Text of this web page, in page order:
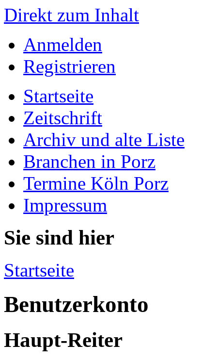
Direkt zum Inhalt
Anmelden
Registrieren
Startseite
Zeitschrift
Archiv und alte Liste
Branchen in Porz
Termine Köln Porz
Impressum
Sie sind hier
Startseite
Benutzerkonto
Haupt-Reiter